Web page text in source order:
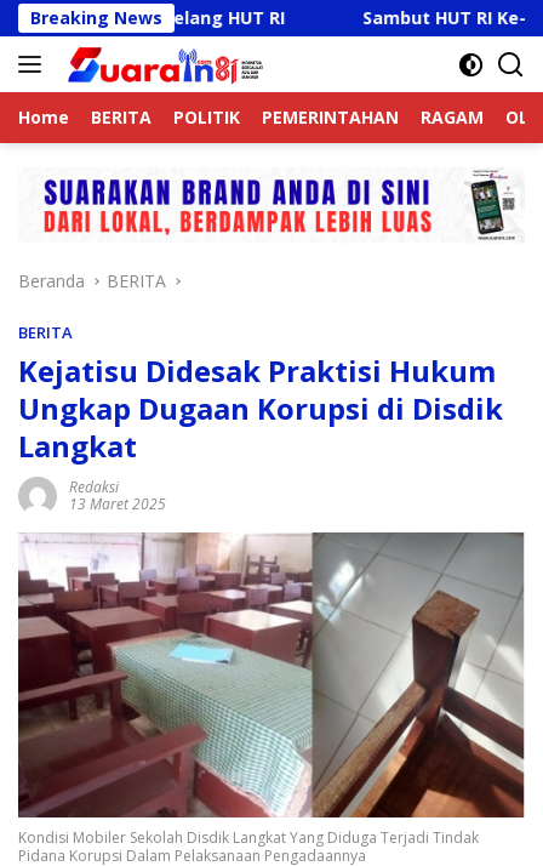
Langsung
ke
konten
Breaking News
Jelang HUT RI Sambut HUT RI Ke-81, Ricky
Home BERITA POLITIK PEMERINTAHAN RAGAM
Beranda BERITA
BERITA
Kejatisu Didesak Praktisi Hukum
Ungkap Dugaan Korupsi di Disdik
Langkat
Redaksi
13 Maret 2025
Kondisi Mobiler Sekolah Disdik Langkat Yang Diduga Terjadi Tindak
Pidana Korupsi Dalam Pelaksanaan Pengadaannya